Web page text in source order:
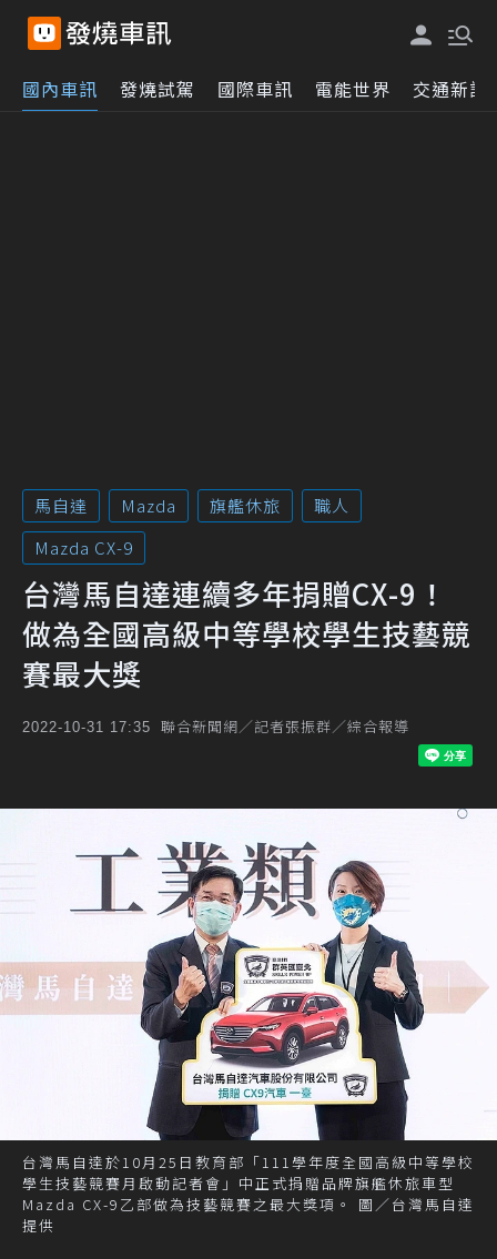
國內車訊 發燒試駕 國際車訊 電能世界 交通新訊
馬自達 Mazda 旗艦休旅
職人
Mazda CX-9
台灣馬自達連續多年捐贈CX-9！
做為全國高級中等學校學生技藝競
賽最大獎
2022-10-31 17:35 聯合新聞網／記者張振群／綜合報導
台灣馬自達於10月25日教育部「111學年度全國高級中等學校
學生技藝競賽月啟動記者會」中正式捐贈品牌旗艦休旅車型
Mazda CX-9乙部做為技藝競賽之最大獎項。 圖／台灣馬自達
提供